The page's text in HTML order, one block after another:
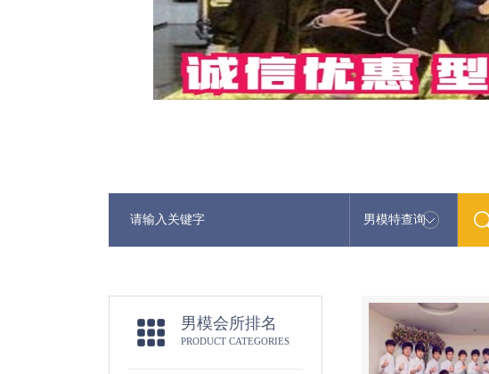
男模特查询
男模会所排名
PRODUCT CATEGORIES